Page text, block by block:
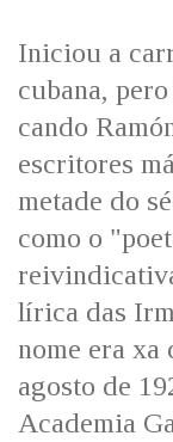
Iniciou a
cubana,
cando
escritores
metade do
como o
lírica das
nome era xa
agosto de
Academia